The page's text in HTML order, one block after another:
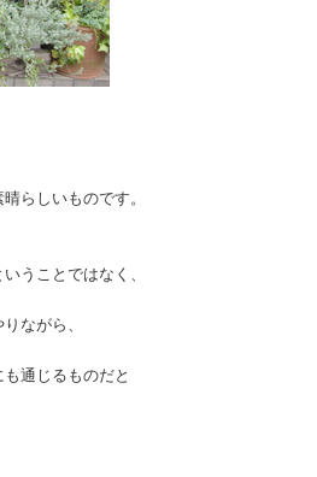
らしいものです。
うことではなく、
ながら、
通じるものだと